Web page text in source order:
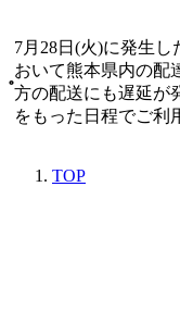
7月28日(火)に発生
おいて熊本県内の配
方の配送にも遅延が
をもった日程でご利
TOP